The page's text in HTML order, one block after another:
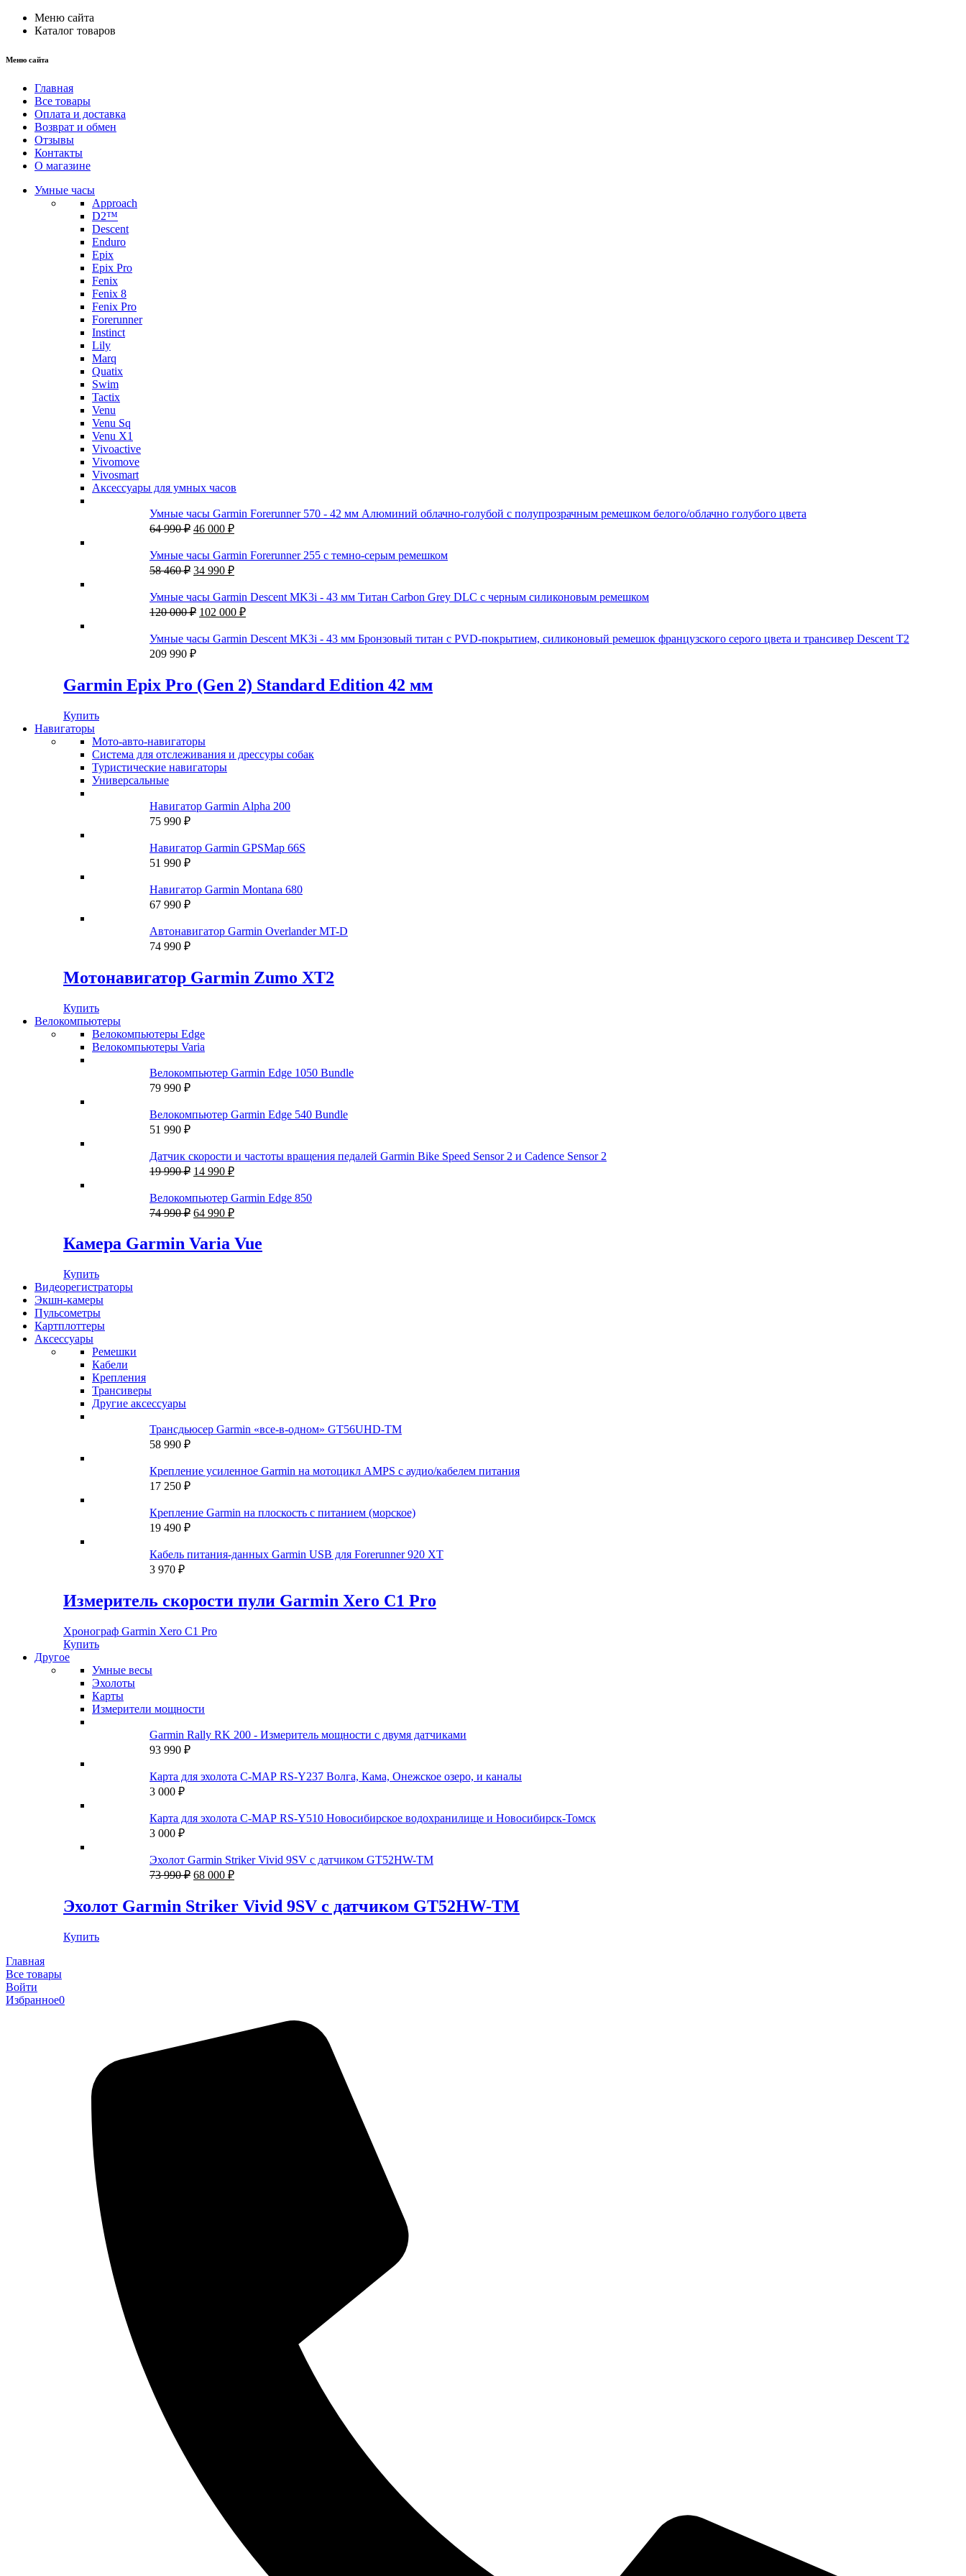
Меню сайта
Каталог товаров
Меню сайта
Главная
Все товары
Оплата и доставка
Возврат и обмен
Отзывы
Контакты
О магазине
Умные часы
Approach
D2™
Descent
Enduro
Epix
Epix Pro
Fenix
Fenix 8
Fenix Pro
Forerunner
Instinct
Lily
Marq
Quatix
Swim
Tactix
Venu
Venu Sq
Venu X1
Vivoactive
Vivomove
Vivosmart
Аксессуары для умных часов
Умные часы Garmin Forerunner 570 - 42 мм Алюминий облачно-голубой с полупрозрачным ремешком белого/облачно голубого цвета
64 990₽ Первоначальная
составляла
64
990 ₽.
46 000 ₽Текущая
46
000 ₽.
Умные часы Garmin Forerunner 255 с темно-серым ремешком
58 460₽ Первоначальная
составляла
58
460 ₽.
34 990 ₽Текущая
34
990 ₽.
Умные часы Garmin Descent MK3i - 43 мм Титан Carbon Grey DLC с черным силиконовым ремешком
120 000₽ Первоначальная
составляла
120
102 000 ₽Текущая
102
Умные часы Garmin Descent MK3i - 43 мм Бронзовый титан с PVD-покрытием, силиконовый ремешок французского серого цвета и трансивер Descent T2
209 990 ₽
Garmin Epix Pro (Gen 2) Standard Edition 42 мм
Купить
Навигаторы
Мото-авто-навигаторы
Система для отслеживания и дрессуры собак
Туристические навигаторы
Универсальные
Навигатор Garmin Alpha 200
75 990 ₽
Навигатор Garmin GPSMap 66S
51 990 ₽
Навигатор Garmin Montana 680
67 990 ₽
Автонавигатор Garmin Overlander MT-D
74 990 ₽
Мотонавигатор Garmin Zumo XT2
Купить
Велокомпьютеры
Велокомпьютеры Edge
Велокомпьютеры Varia
Велокомпьютер Garmin Edge 1050 Bundle
79 990 ₽
Велокомпьютер Garmin Edge 540 Bundle
51 990 ₽
Датчик скорости и частоты вращения педалей Garmin Bike Speed Sensor 2 и Cadence Sensor 2
19 990₽ Первоначальная
составляла
19
990 ₽.
14 990 ₽Текущая
14
990 ₽.
Велокомпьютер Garmin Edge 850
74 990₽ Первоначальная
составляла
74
64 990 ₽Текущая
64
990 ₽.
Камера Garmin Varia Vue
Купить
Видеорегистраторы
Экшн-камеры
Пульсометры
Картплоттеры
Аксессуары
Ремешки
Кабели
Крепления
Трансиверы
Другие аксессуары
Трансдьюсер Garmin «все-в-одном» GT56UHD-TM
58 990 ₽
Крепление усиленное Garmin на мотоцикл AMPS с аудио/кабелем питания
17 250 ₽
Крепление Garmin на плоскость с питанием (морское)
19 490 ₽
Кабель питания-данных Garmin USB для Forerunner 920 XT
3 970 ₽
Измеритель скорости пули Garmin Xero C1 Pro
Хронограф Garmin Xero C1 Pro
Купить
Другое
Умные весы
Эхолоты
Карты
Измерители мощности
Garmin Rally RK 200 - Измеритель мощности с двумя датчиками
93 990 ₽
Карта для эхолота C-MAP RS-Y237 Волга, Кама, Онежское озеро, и каналы
3 000 ₽
Карта для эхолота C-MAP RS-Y510 Новосибирское водохранилище и Новосибирск-Томск
3 000 ₽
Эхолот Garmin Striker Vivid 9SV с датчиком GT52HW-TM
73 990₽ Первоначальная
составляла
73
68 000 ₽Текущая
68
000 ₽.
Эхолот Garmin Striker Vivid 9SV с датчиком GT52HW-TM
Купить
Главная
Все товары
Войти
Избранное0